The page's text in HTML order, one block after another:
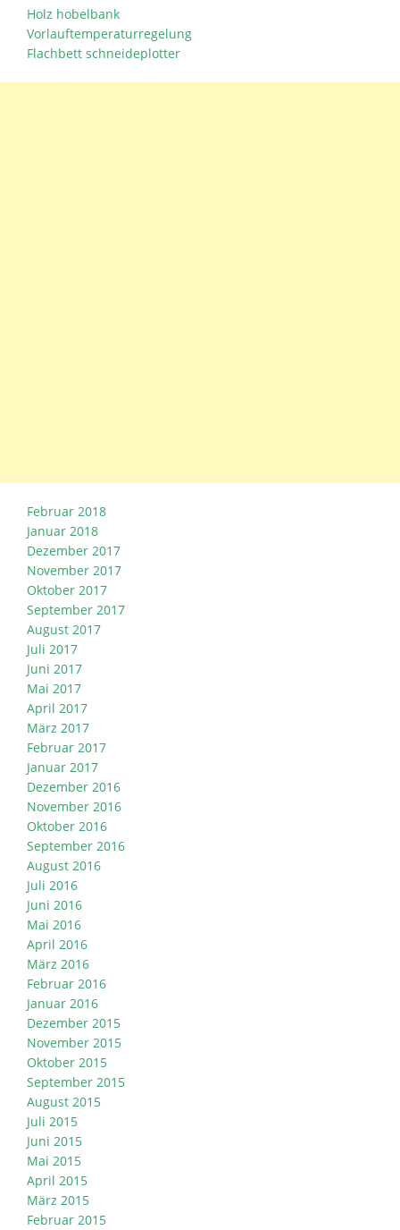
Holz hobelbank
Vorlauftemperaturregelung
Flachbett schneideplotter
Februar 2018
Januar 2018
Dezember 2017
November 2017
Oktober 2017
September 2017
August 2017
Juli 2017
Juni 2017
Mai 2017
April 2017
März 2017
Februar 2017
Januar 2017
Dezember 2016
November 2016
Oktober 2016
September 2016
August 2016
Juli 2016
Juni 2016
Mai 2016
April 2016
März 2016
Februar 2016
Januar 2016
Dezember 2015
November 2015
Oktober 2015
September 2015
August 2015
Juli 2015
Juni 2015
Mai 2015
April 2015
März 2015
Februar 2015